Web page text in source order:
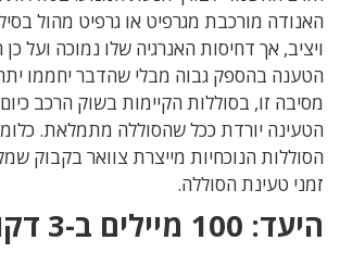
האנודה מורכבת מגרפיט או גרפיט מהול
ויציב, אך דחיסות האנרגיה שלו נמוכה ועל
הטענה בהספק גבוה מבלי שהדבר יחממו
מסיבה זו, בסוללות הקיימות בשוק הרכב
הטעינה יורדת ככל שהסוללה מתמלאת.
הסוללות הנוכחיות מייצרת צוואר בקבוק
זמני טעינת הסוללה.
היעד: 100 מיילים ב-3 דקות